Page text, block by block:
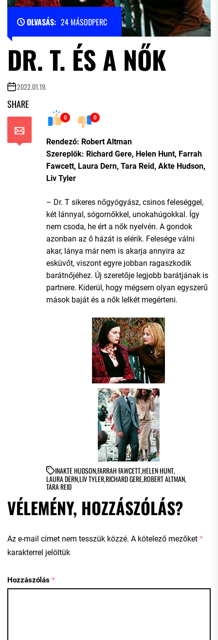
OLVASÁS: 24 MÁSODPERC
DR. T. ÉS A NŐK
2022.01.19.
SHARE
0 0
Rendező: Robert Altman
Szereplők: Richard Gere, Helen Hunt, Farrah
Fawcett, Laura Dern, Tara Reid, Akte Hudson,
Liv Tyler
– Dr. T sikeres nőgyógyász, csinos feleséggel,
két lánnyal, sógornőkkel, unokahúgokkal. Így
nem csoda, he ért a nők nyelvén. A gondok
azonban az ő házát is elérik. Felesége válni
akar, lánya már nem is akarja annyira az
esküvőt, viszont egyre jobban ragaszkodik
barátnőjéhez. Új szeretője legjobb barátjának is
partnere. Kiderül, hogy mégsem olyan egyszerű
mások baját és a nők lelkét megérteni.
INAKTE HUDSON,FARRAH FAWCETT,HELEN HUNT,
LAURA DERN,LIV TYLER,RICHARD GERE,ROBERT ALTMAN,
TARA REID
VÉLEMÉNY, HOZZÁSZÓLÁS?
Az e-mail címet nem tesszük közzé. A kötelező mezőket *
karakterrel jelöltük
Hozzászólás *